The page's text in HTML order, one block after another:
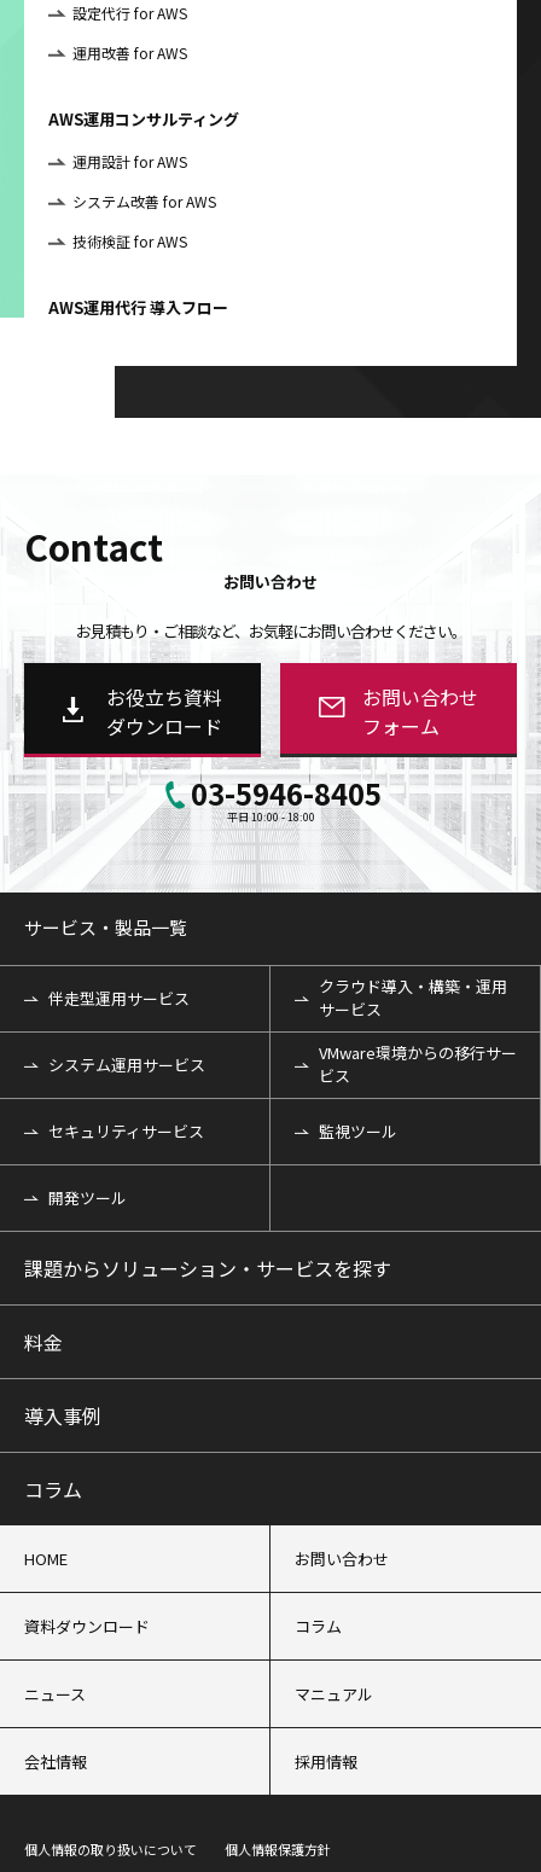
設定代行 for AWS
運用改善 for AWS
AWS運用コンサルティング
運用設計 for AWS
システム改善 for AWS
技術検証 for AWS
AWS運用代行 導入フロー
Contact
お問い合わせ
お見積もり・ご相談など、お気軽にお問い合わせください。
お役立ち資料
ダウンロード
お問い合わせ
フォーム
03-5946-8405
平日 10:00 - 18:00
サービス・製品一覧
伴走型運用サービス
クラウド導入・構築・運用
サービス
システム運用サービス
VMware環境からの移行サー
ビス
セキュリティサービス 監視ツール
開発ツール
課題からソリューション・サービスを探す
料金
導入事例
コラム
HOME お問い合わせ
資料ダウンロード コラム
ニュース マニュアル
会社情報 採用情報
個人情報の取り扱いについて 個人情報保護方針